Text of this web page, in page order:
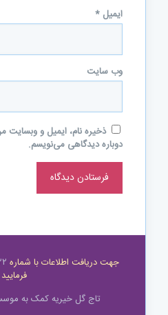
ایمیل*
وب‌ سایت
ذخیره نام، ایمیل و وبسایت
دوباره دیدگاهی می‌نویسم.
جهت دریافت اطلاعات با شماره
فرمایید
تاج گل خیریه کمک به